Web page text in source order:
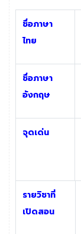
ชื่อภาษา
ไทย
ชื่อภาษา
อังกฤษ
จุดเด่น
รายวิชาที่
เปิดสอน